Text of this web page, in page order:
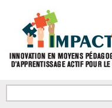
FORMULAIRE DE